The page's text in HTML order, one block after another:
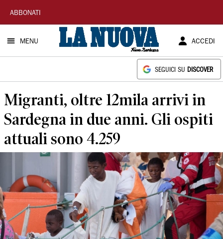
La
Nuova
Sardegna
ABBONATI
MENU ACCEDI
SEGUICI SU DISCOVER
Migranti, oltre 12mila arrivi in
Sardegna in due anni. Gli ospiti
attuali sono 4.259